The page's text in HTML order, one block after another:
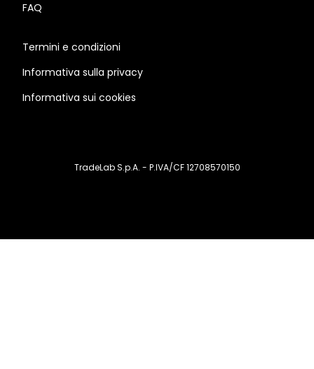
FAQ
Termini e condizioni
Informativa sulla privacy
Informativa sui cookies
TradeLab S.p.A. - P.IVA/CF 12708570150